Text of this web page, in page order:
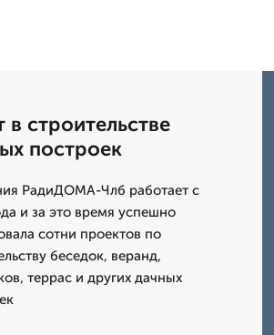
строительстве
построек
РадиДОМА-Члб работает с
и за это время успешно
сотни проектов по
беседок, веранд,
террас и других дачных